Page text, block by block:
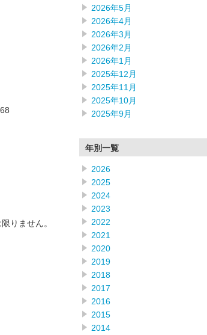
りません。
2026年5月
2026年4月
2026年3月
2026年2月
2026年1月
2025年12月
2025年11月
2025年10月
2025年9月
年別一覧
2026
2025
2024
2023
2022
2021
2020
2019
2018
2017
2016
2015
2014